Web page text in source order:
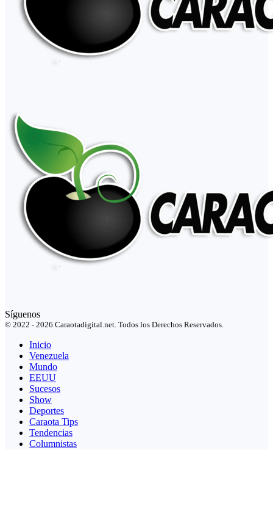
Síguenos
© 2022 - 2026 Caraotadigital.net. Todos los Derechos Reservados.
Inicio
Venezuela
Mundo
EEUU
Sucesos
Show
Deportes
Caraota Tips
Tendencias
Columnistas